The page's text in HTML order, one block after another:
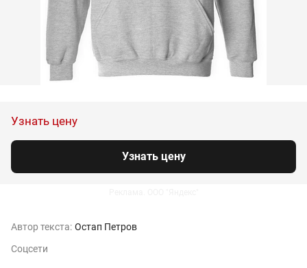
Узнать цену
Узнать цену
Автор текста: Остап Петров
Соцсети